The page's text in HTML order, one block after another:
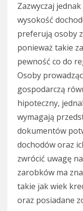
Zazwyczaj
wysokość
preferują osoby
ponieważ takie
pewność co do
Osoby
gospodarczą
hipoteczny,
wymagają
dokumentów
dochodów oraz
zwrócić uwagę
zarobków ma
takie jak wiek
oraz posiadane